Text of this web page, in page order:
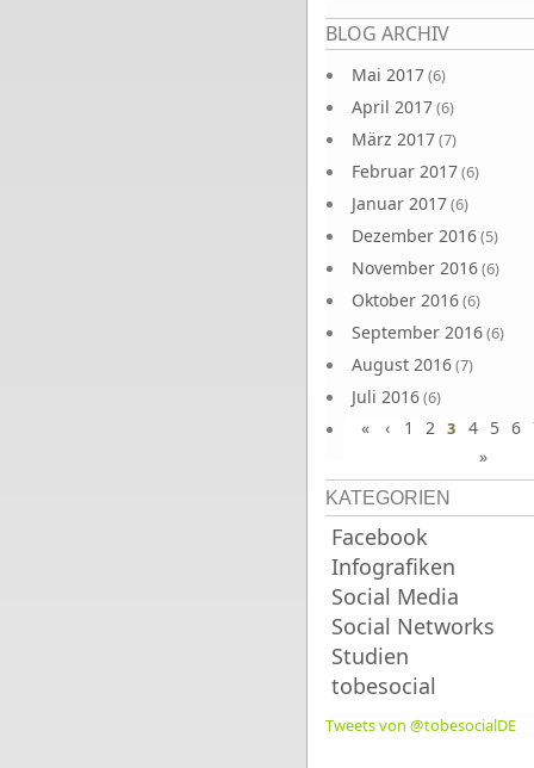
BLOG ARCHIV
Mai 2017(6)
April 2017(6)
März 2017(7)
Februar 2017(6)
Januar 2017(6)
Dezember 2016(5)
November 2016(6)
Oktober 2016(6)
September 2016(6)
August 2016(7)
Juli 2016(6)
Juni 2016(7)
Seiten
« ‹ 1 2 3 4 5 6
»
KATEGORIEN
Facebook
Infografiken
Social Media
Social Networks
Studien
tobesocial
Tweets von @tobesocialDE